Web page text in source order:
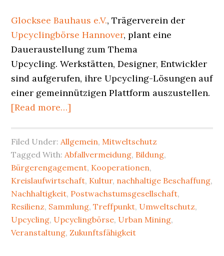
Glocksee Bauhaus e.V., Trägerverein der
Upcyclingbörse Hannover, plant eine
Daueraustellung zum Thema
Upcycling. Werkstätten, Designer, Entwickler
sind aufgerufen, ihre Upcycling-Lösungen auf
einer gemeinnützigen Plattform auszustellen.
[Read more…]
Jetzt
für
die
Dauerausstellung
bewerben
Filed Under:Allgemein, Mitweltschutz
Tagged With:Abfallvermeidung, Bildung,
Bürgerengagement, Kooperationen,
Kreislaufwirtschaft, Kultur, nachhaltige Beschaffung,
Nachhaltigkeit, Postwachstumsgesellschaft,
Resilienz, Sammlung,Treffpunkt, Umweltschutz,
Upcycling, Upcyclingbörse, Urban Mining,
Veranstaltung,Zukunftsfähigkeit